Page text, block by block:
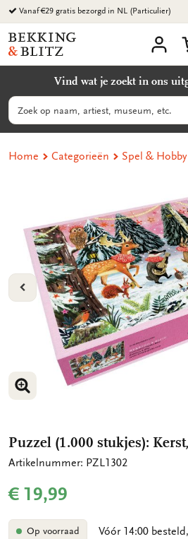
Ga
naar
content
Vanaf €29 gratis bezorgd in NL (Particulier)
Bekking
&
B.V.
Vind wat je zoekt in ons
Zoeken
Home Categorieën Spel & Hobby
VORIGE
VERGROOT AFBEELDING
VERGROOT AFBEELDING
Puzzel (1.000 stukjes):
Artikelnummer: PZL1302
€ 19,99
Op voorraad Vóór 14:00